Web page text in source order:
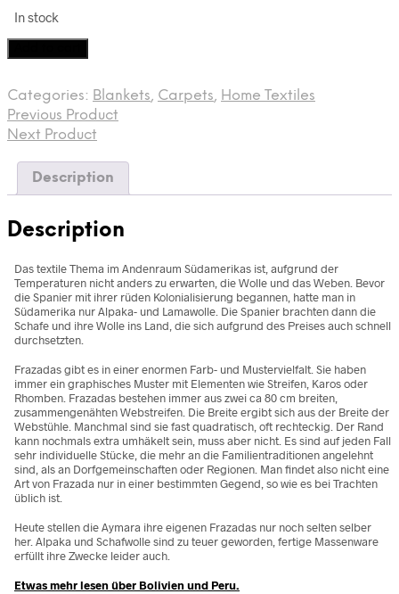
In stock
from
mid
20th
century
Categories: Blankets, Carpets, Home Textiles
Previous Product
Next Product
Description
Description
Das textile Thema im Andenraum Südamerikas ist, aufgrund der
Temperaturen nicht anders zu erwarten, die Wolle und das Weben. Bevor
die Spanier mit ihrer rüden Kolonialisierung begannen, hatte man in
Südamerika nur Alpaka- und Lamawolle. Die Spanier brachten dann die
Schafe und ihre Wolle ins Land, die sich aufgrund des Preises auch schnell
durchsetzten.
Frazadas gibt es in einer enormen Farb- und Mustervielfalt. Sie haben
immer ein graphisches Muster mit Elementen wie Streifen, Karos oder
Rhomben. Frazadas bestehen immer aus zwei ca 80 cm breiten,
zusammengenähten Webstreifen. Die Breite ergibt sich aus der Breite der
Webstühle. Manchmal sind sie fast quadratisch, oft rechteckig. Der Rand
kann nochmals extra umhäkelt sein, muss aber nicht. Es sind auf jeden Fall
sehr individuelle Stücke, die mehr an die Familientraditionen angelehnt
sind, als an Dorfgemeinschaften oder Regionen. Man findet also nicht eine
Art von Frazada nur in einer bestimmten Gegend, so wie es bei Trachten
üblich ist.
Heute stellen die Aymara ihre eigenen Frazadas nur noch selten selber
her. Alpaka und Schafwolle sind zu teuer geworden, fertige Massenware
erfüllt ihre Zwecke leider auch.
Etwas mehr lesen über Bolivien und Peru.